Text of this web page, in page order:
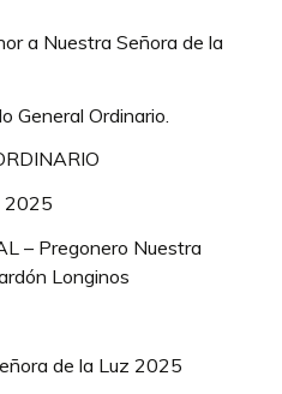
a Nuestra Señora de la
General Ordinario.
2025
– Pregonero Nuestra
Longinos
de la Luz 2025